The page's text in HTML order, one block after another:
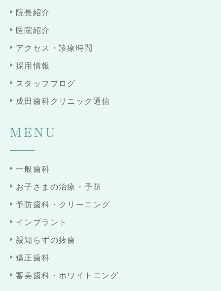
院長紹介
医院紹介
アクセス・診療時間
採用情報
スタッフブログ
成田歯科クリニック通信
MENU
一般歯科
お子さまの治療・予防
予防歯科・クリーニング
インプラント
親知らずの抜歯
矯正歯科
審美歯科・ホワイトニング